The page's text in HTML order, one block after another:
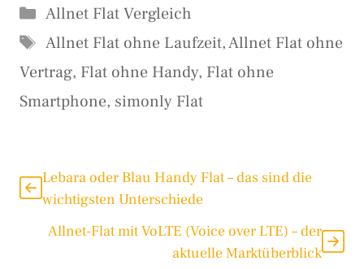
Kategorien
Allnet Flat Vergleich
Schlagwörter
Allnet Flat ohne Laufzeit,Allnet Flat ohne
Vertrag, Flat ohne Handy, Flat ohne
Smartphone, simonly Flat
Lebara oder Blau Handy Flat – das sind die
wichtigsten Unterschiede
Allnet-Flat mit VoLTE (Voice over LTE) – der
aktuelle Marktüberblick